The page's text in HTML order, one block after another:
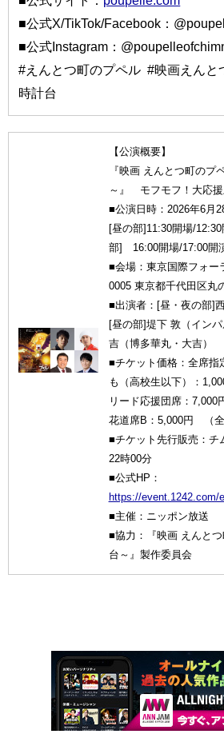
■公式X/TikTok/Facebook：
■公式Instagram：
#えんとつ町のプペル #映画えんと
時計台
【公演概要】
『映画 えんとつ町のプ
～』 モフモフ！大応援
■公演日時：2026年6月
[昼の部]11:30開場/
部] 16:00開場/17:00
■会場：東京国際フォ
0005 東京都千代田区丸
■出演者：[昼・夜の部]
[昼の部]堤下 敦（イン
吉（博多華丸・大吉）
■チケット価格：全席
も（高校生以下）：
リード応援団席：
花道席B：5,000円 （全
■チケット先行販売：チ
22時00分
■公式HP：
https://event.1242.com/
■主催：ニッポン放送
■協力：『映画 えんと
台～』製作委員会